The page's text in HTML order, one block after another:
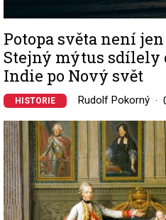
Potopa světa není
Stejný mýtus
Indie po Nový svět
HISTORIE Rudolf Pokorný
Image